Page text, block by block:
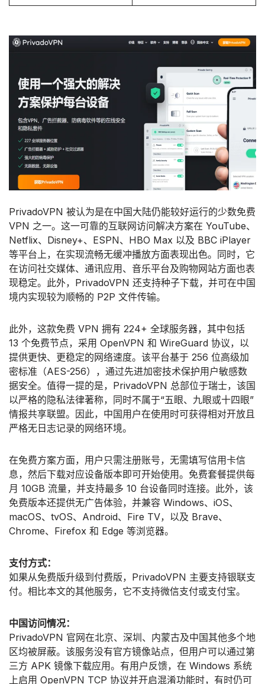
PrivadoVPN 被认为是在中国大陆仍能较好运行的少数免费
VPN 之一。这一可靠的互联网访问解决方案在 YouTube、
Netflix、Disney+、ESPN、HBO Max 以及 BBC iPlayer
等平台上，在实现流畅无缓冲播放方面表现出色。同时，它
在访问社交媒体、通讯应用、音乐平台及购物网站方面也表
现稳定。此外，PrivadoVPN 还支持种子下载，并可在中国
境内实现较为顺畅的 P2P 文件传输。
此外，这款免费 VPN 拥有 224+ 全球服务器，其中包括
13 个免费节点，采用 OpenVPN 和 WireGuard 协议，以
提供更快、更稳定的网络速度。该平台基于 256 位高级加
密标准（AES-256），通过先进加密技术保护用户敏感数
据安全。值得一提的是，PrivadoVPN 总部位于瑞士，该国
以严格的隐私法律著称，同时不属于“五眼、九眼或十四眼”
情报共享联盟。因此，中国用户在使用时可获得相对开放且
严格无日志记录的网络环境。
在免费方案方面，用户只需注册账号，无需填写信用卡信
息，然后下载对应设备版本即可开始使用。免费套餐提供每
月 10GB 流量，并支持最多 10 台设备同时连接。此外，该
免费版本还提供无广告体验，并兼容 Windows、iOS、
macOS、tvOS、Android、Fire TV，以及 Brave、
Chrome、Firefox 和 Edge 等浏览器。
支付方式：
如果从免费版升级到付费版，PrivadoVPN 主要支持银联支
付。相比本文的其他服务，它不支持微信支付或支付宝。
中国访问情况：
PrivadoVPN 官网在北京、深圳、内蒙古及中国其他多个地
区均被屏蔽。该服务没有官方镜像站点，但用户可以通过第
三方 APK 镜像下载应用。有用户反馈，在 Windows 系统
上启用 OpenVPN TCP 协议并开启混淆功能时，有时仍可